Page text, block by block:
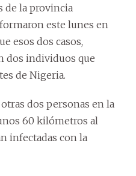
de la provincia
este lunes en
esos dos casos,
dos individuos que
de Nigeria.
dos personas en la
60 kilómetros al
infectadas con la